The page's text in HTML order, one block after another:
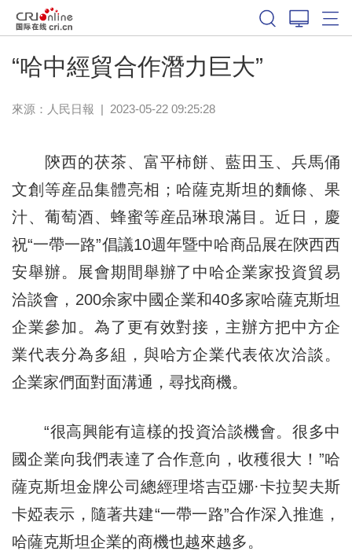
“哈中經貿合作潛力巨大”
來源： 人民日報 | 2023-05-22 09:25:28
陝西的茯茶、富平柿餅、藍田玉、兵馬俑
文創等産品集體亮相；哈薩克斯坦的麵條、果
汁、葡萄酒、蜂蜜等産品琳琅滿目。近日，慶
祝“一帶一路”倡議10週年暨中哈商品展在陝西西
安舉辦。展會期間舉辦了中哈企業家投資貿易
洽談會，200余家中國企業和40多家哈薩克斯坦
企業參加。為了更有效對接，主辦方把中方企
業代表分為多組，與哈方企業代表依次洽談。
企業家們面對面溝通，尋找商機。
“很高興能有這樣的投資洽談機會。很多中
國企業向我們表達了合作意向，收穫很大！”哈
薩克斯坦金牌公司總經理塔吉亞娜·卡拉契夫斯
卡婭表示，隨著共建“一帶一路”合作深入推進，
哈薩克斯坦企業的商機也越來越多。